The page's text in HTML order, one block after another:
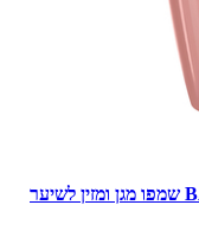
אמבט חפיפה BAIN CHROMA RESPECT שמפו מגן ומזין לשיער